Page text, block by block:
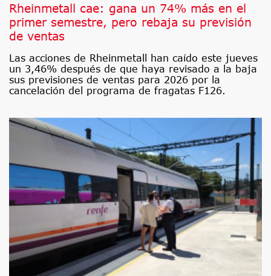
Rheinmetall cae: gana un 74% más en el
primer semestre, pero rebaja su previsión
de ventas
Las acciones de Rheinmetall han caído este jueves
un 3,46% después de que haya revisado a la baja
sus previsiones de ventas para 2026 por la
cancelación del programa de fragatas F126.